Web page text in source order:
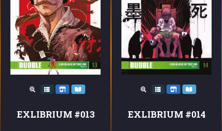
EXLIBRIUM #013 EXLIBRIUM #014